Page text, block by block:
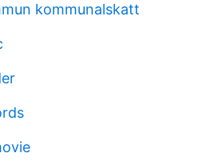
kommunalskatt